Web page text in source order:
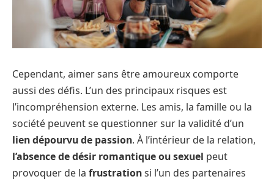
Cependant, aimer sans être amoureux comporte
aussi des défis. L’un des principaux risques est
l’incompréhension externe. Les amis, la famille ou la
société peuvent se questionner sur la validité d’un
lien dépourvu de passion. À l’intérieur de la relation,
l’absence de désir romantique ou sexuel peut
provoquer de la frustrationsi l’un des partenaires